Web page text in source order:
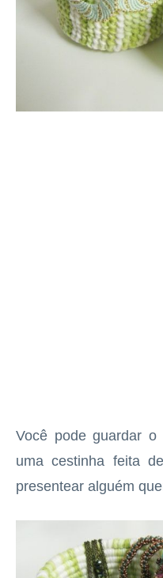
Você pode guardar
uma cestinha feita
presentear alguém